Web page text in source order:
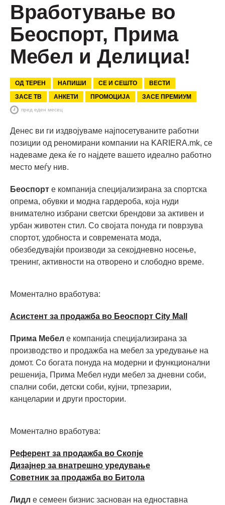
Вработување во
Беоспорт, Прима
Мебел и Делициа!
ОД ТЕРЕН НАПИШИ СЕ И СЕШТО
ВЕСТИ
ЗАСЕ ТВ
АНКЕТИ ПРОМОЦИЈА ЗАСЕ ПРЕМИУМ
пред еден месец
Денес ви ги издвојуваме најпосетуваните работни
позиции од реномирани компании на KARIERA.mk, се
надеваме дека ќе го најдете вашето идеално работно
место меѓу нив.
Беоспорт е компанија специјализирана за спортска
опрема, обувки и модна гардероба, која нуди
внимателно избрани светски брендови за активен и
урбан животен стил. Со својата понуда ги поврзува
спортот, удобноста и современата мода,
обезбедувајќи производи за секојдневно носење,
тренинг, активности на отворено и слободно време.
Моментално вработува:
Асистент за продажба во Беоспорт City Mall
Прима Мебел е компанија специјализирана за
производство и продажба на мебел за уредување на
домот. Со богата понуда на модерни и функционални
решенија, Прима Мебел нуди мебел за дневни соби,
спални соби, детски соби, кујни, трпезарии,
канцеларии и други простории.
Моментално вработува:
Референт за продажба во Скопје
Дизајнер за внатрешно уредување
Советник за продажба во Битола
Лидл е семеен бизнис заснован на едноставна